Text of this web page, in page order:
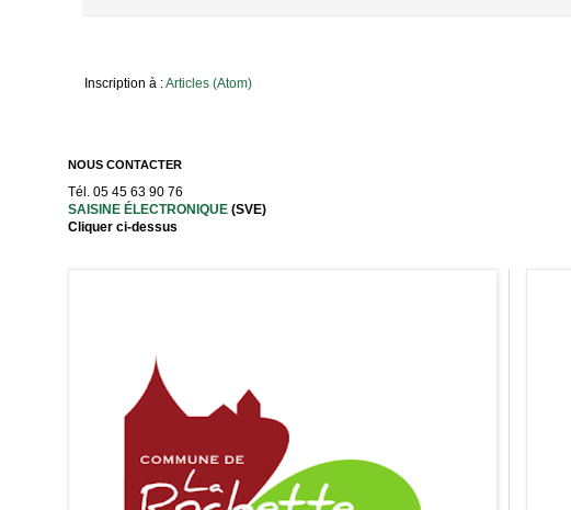
Inscription à :Articles (Atom)
NOUS CONTACTER
Tél. 05 45 63 90 76
SAISINE ÉLECTRONIQUE (SVE)
Cliquer ci-dessus